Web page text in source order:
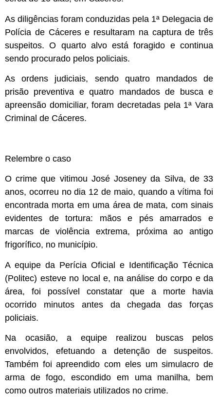
As diligências foram conduzidas pela 1ª Delegacia de
Polícia de Cáceres e resultaram na captura de três
suspeitos. O quarto alvo está foragido e continua
sendo procurado pelos policiais.
As ordens judiciais, sendo quatro mandados de
prisão preventiva e quatro mandados de busca e
apreensão domiciliar, foram decretadas pela 1ª Vara
Criminal de Cáceres.
Relembre o caso
O crime que vitimou José Joseney da Silva, de 33
anos, ocorreu no dia 12 de maio, quando a vítima foi
encontrada morta em uma área de mata, com sinais
evidentes de tortura: mãos e pés amarrados e
marcas de violência extrema, próxima ao antigo
frigorífico, no município.
A equipe da Perícia Oficial e Identificação Técnica
(Politec) esteve no local e, na análise do corpo e da
área, foi possível constatar que a morte havia
ocorrido minutos antes da chegada das forças
policiais.
Na ocasião, a equipe realizou buscas pelos
envolvidos, efetuando a detenção de suspeitos.
Também foi apreendido com eles um simulacro de
arma de fogo, escondido em uma manilha, bem
como outros materiais utilizados no crime.